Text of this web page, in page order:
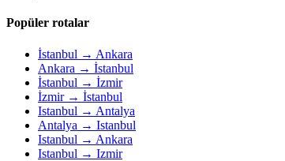
Popüler rotalar
İstanbul → Ankara
Ankara → İstanbul
İstanbul → İzmir
İzmir → İstanbul
Istanbul → Antalya
Antalya → Istanbul
Istanbul → Ankara
Istanbul → Izmir